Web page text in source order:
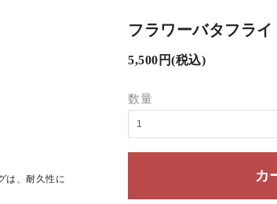
フラワーバタフラ
5,500円(税込)
数量
は、耐久性に